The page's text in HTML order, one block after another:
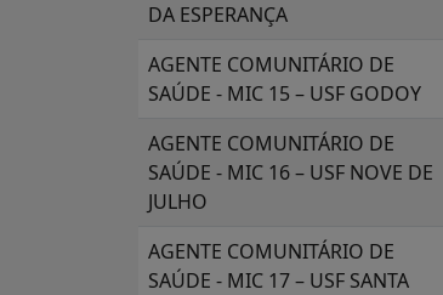
DA ESPERANÇA
AGENTE COMUNITÁRIO DE
SAÚDE - MIC 15 – USF GODOY
AGENTE COMUNITÁRIO DE
SAÚDE - MIC 16 – USF NOVE DE
JULHO
AGENTE COMUNITÁRIO DE
SAÚDE - MIC 17 – USF SANTA